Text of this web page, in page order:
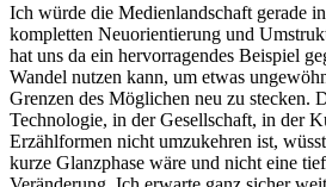
Ich würde die Medienlandschaft gerade
kompletten Neuorientierung und
hat uns da ein hervorragendes Beispiel
Wandel nutzen kann, um etwas
Grenzen des Möglichen neu zu stecken.
Technologie, in der Gesellschaft, in der
Erzählformen nicht umzukehren ist,
kurze Glanzphase wäre und nicht eine